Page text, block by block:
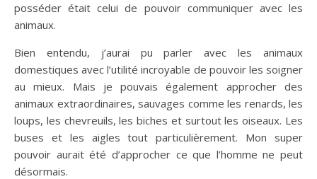
posséder était celui de pouvoir communiquer avec les
animaux.
Bien entendu, j’aurai pu parler avec les animaux
domestiques avec l’utilité incroyable de pouvoir les soigner
au mieux. Mais je pouvais également approcher des
animaux extraordinaires, sauvages comme les renards, les
loups, les chevreuils, les biches et surtout les oiseaux. Les
buses et les aigles tout particulièrement. Mon super
pouvoir aurait été d’approcher ce que l’homme ne peut
désormais.